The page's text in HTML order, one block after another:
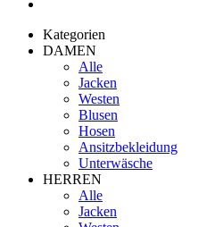
Kategorien
DAMEN
Alle
Jacken
Westen
Blusen
Hosen
Ansitzbekleidung
Unterwäsche
HERREN
Alle
Jacken